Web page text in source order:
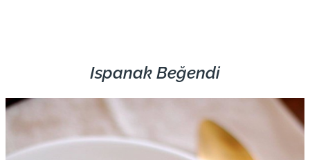
Ispanak Beğendi